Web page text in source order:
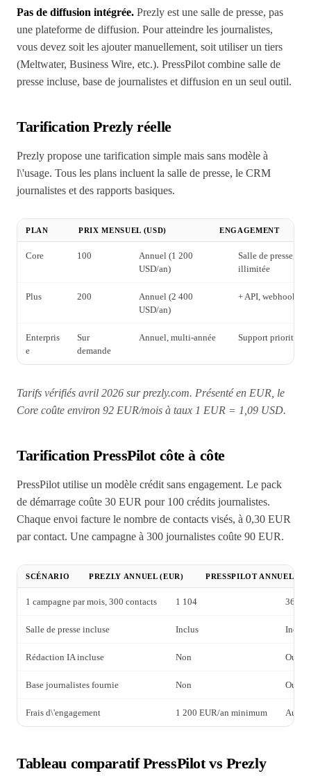
Pas de diffusion intégrée. Prezly est une salle de presse, pas
une plateforme de diffusion. Pour atteindre les journalistes,
vous devez soit les ajouter manuellement, soit utiliser un tiers
(Meltwater, Business Wire, etc.). PressPilot combine salle de
presse incluse, base de journalistes et diffusion en un seul outil.
Tarification Prezly réelle
Prezly propose une tarification simple mais sans modèle à
l\'usage. Tous les plans incluent la salle de presse, le CRM
journalistes et des rapports basiques.
PLAN PRIX MENSUEL (USD) ENGAGEMENT
Core 100
Annuel (1 200
USD/an)
Salle de presse,
illimitée
Plus 200
Annuel (2 400
USD/an)
+ API, webhooks,
Enterpris
e
Sur
demande
Annuel, multi-année Support
Tarifs vérifiés avril 2026 sur prezly.com. Présenté en EUR, le
Core coûte environ 92 EUR/mois à taux 1 EUR = 1,09 USD.
Tarification PressPilot côte à côte
PressPilot utilise un modèle crédit sans engagement. Le pack
de démarrage coûte 30 EUR pour 100 crédits journalistes.
Chaque envoi facture le nombre de contacts visés, à 0,30 EUR
par contact. Une campagne à 300 journalistes coûte 90 EUR.
SCÉNARIO PREZLY ANNUEL (EUR) PRESSPILOT ANNUEL
1 campagne par mois, 300 contacts 1 104 360
Salle de presse incluse Inclus Inclus
Rédaction IA incluse Non Oui
Base journalistes fournie Non Oui,
Frais d\'engagement 1 200 EUR/an minimum Aucun
Tableau comparatif PressPilot vs Prezly